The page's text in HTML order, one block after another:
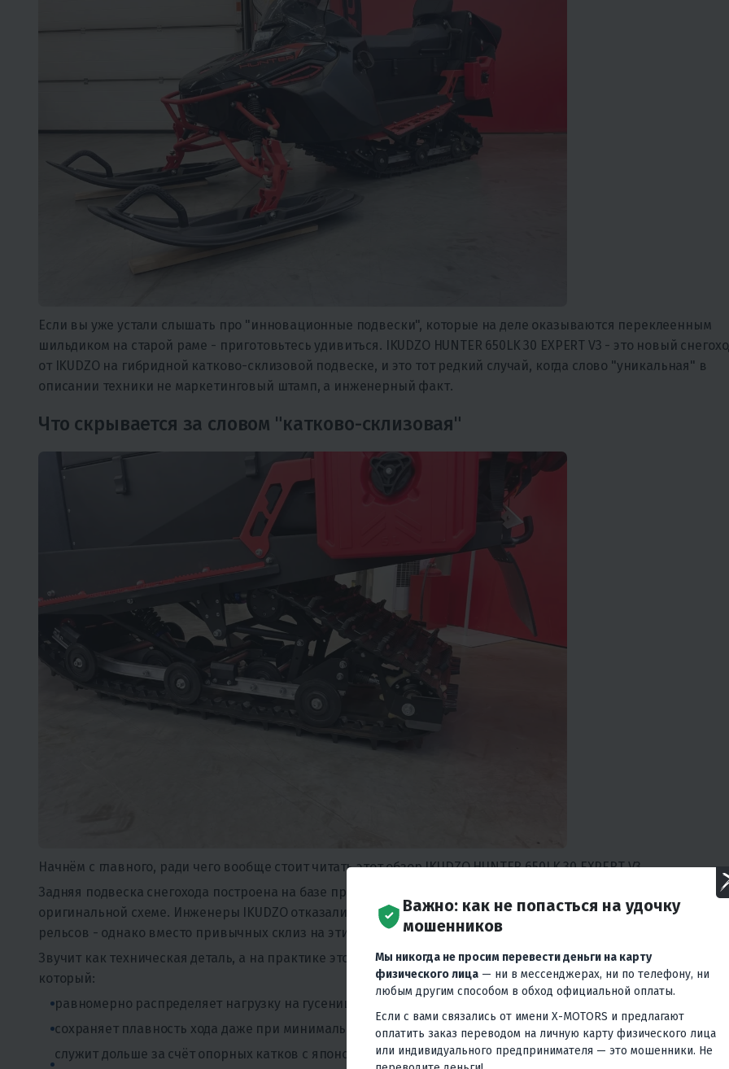
Если вы уже устали слышать про "инновационные подвески", которые на деле оказываются переклеенным
шильдиком на старой раме - приготовьтесь удивиться. IKUDZO HUNTER 650LK 30 EXPERT V3 - это новый
от IKUDZO на гибридной катково-склизовой подвеске, и это тот редкий случай, когда слово "уникальная" в
описании техники не маркетинговый штамп, а инженерный факт.
Что скрывается за словом "катково-склизовая"
Начнём с главного, ради чего вообще стоит читать этот обзор IKUDZO HUNTER 650LK 30 EXPERT V3.
Задняя подвеска снегохода построена на базе проверенной рамы склизовой модели HUNTER, но
оригинальной схеме. Инженеры IKUDZO отказались от классических кареточных узлов в пользу
рельсов - однако вместо привычных склиз на этих рельсах установлены прорезиненные катки.
Звучит как техническая деталь, а на практике это проходимый снегоход на катково-склизовой подвеске,
который:
равномерно распределяет нагрузку на гусеницу, исключая локальные перенапряжения
сохраняет плавность хода даже при минимальном снежном покрове
служит дольше за счёт опорных катков с японскими подшипниками закрытого типа - герметичная
Важно: как не попасться на удочку
мошенников
Мы никогда не просим перевести деньги на карту
физического лица — ни в мессенджерах, ни по телефону, ни
любым другим способом в обход официальной оплаты.
Если с вами связались от имени X-MOTORS и предлагают
оплатить заказ переводом на личную карту физического лица
или индивидуального предпринимателя — это мошенники. Не